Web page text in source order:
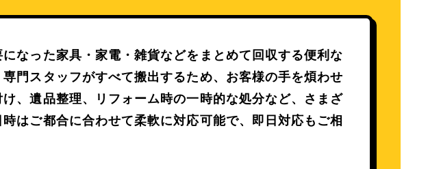
なった家具・家電・雑貨などをまとめて回収する便利な
門スタッフがすべて搬出するため、お客様の手を煩わせ
、遺品整理、リフォーム時の一時的な処分など、さまざ
はご都合に合わせて柔軟に対応可能で、即日対応もご相